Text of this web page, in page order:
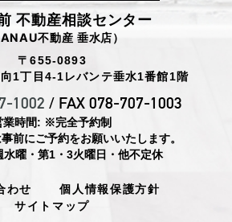
不動産相談センター
不動産 垂水店）
〒655-0893
1丁目4-1レバンテ垂水1番館1階
1002 / FAX 078-707-1003
業時間: ※完全予約制
前にご予約をお願いいたします。
水曜・第1・3火曜日・他不定休
わせ
個人情報保護方針
サイトマップ